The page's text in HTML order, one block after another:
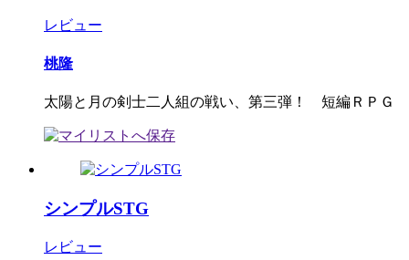
レビュー
桃隆
太陽と月の剣士二人組の戦い、第三弾！ 短編ＲＰＧ
シンプルSTG
レビュー